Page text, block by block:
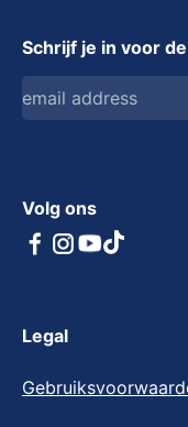
Schrijf je in voor
Volg ons
Legal